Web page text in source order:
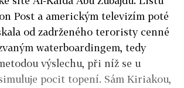
Post a americkým televizím poté
od zadrženého teroristy cenné
waterboardingem, tedy
výslechu, při níž se u
pocit topení. Sám Kiriakou,